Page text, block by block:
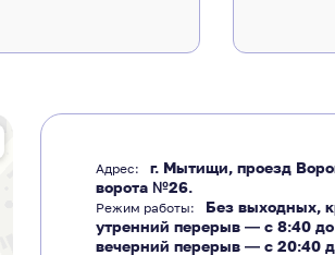
Адрес:
г. Мытищи, проезд
ворота №26.
Режим работы:
Без выходных,
утренний перерыв ― с 8:40
вечерний перерыв ― с 20:40